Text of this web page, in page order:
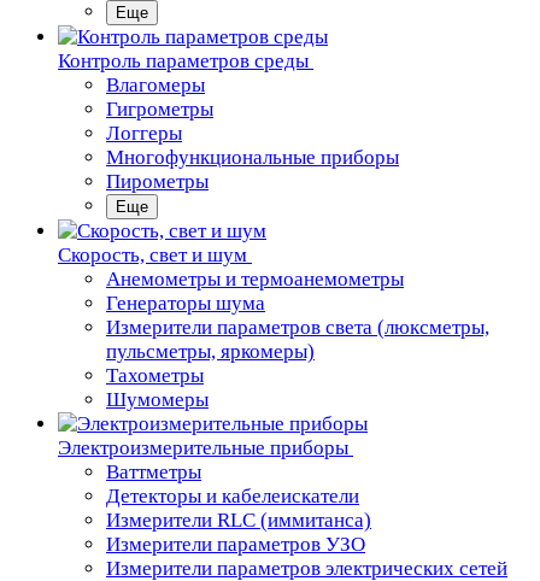
Еще
Контроль параметров среды
Влагомеры
Гигрометры
Логгеры
Многофункциональные приборы
Пирометры
Еще
Скорость, свет и шум
Анемометры и термоанемометры
Генераторы шума
Измерители параметров света (люксметры,
пульсметры, яркомеры)
Тахометры
Шумомеры
Электроизмерительные приборы
Ваттметры
Детекторы и кабелеискатели
Измерители RLC (иммитанса)
Измерители параметров УЗО
Измерители параметров электрических сетей